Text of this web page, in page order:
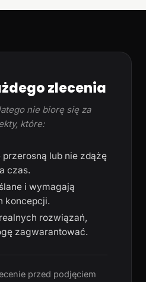
zlecenia
nie biorę się za
które:
przerosną lub nie zdążę
czas.
i wymagają
koncepcji.
rozwiązań,
zagwarantować.
przed podjęciem